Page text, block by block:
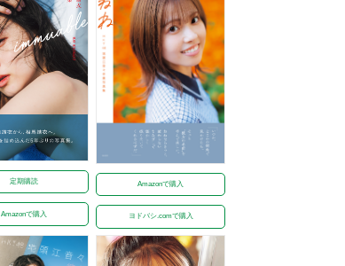
定期購読
Amazonで購入
Amazonで購入
ヨドバシ.comで購入